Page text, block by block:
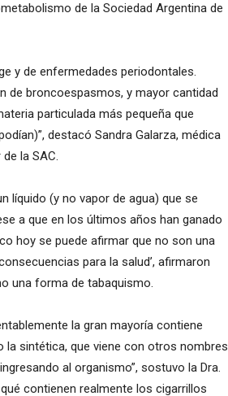
de la Sociedad Argentina de
y de enfermedades periodontales.
de broncoespasmos, y mayor cantidad
particulada más pequeña que
destacó Sandra Galarza, médica
la SAC.
líquido (y no vapor de agua) que se
a que en los últimos años han ganado
hoy se puede afirmar que no son una
para la salud’, afirmaron
una forma de tabaquismo.
la gran mayoría contiene
la sintética, que viene con otros nombres
al organismo”, sostuvo la Dra.
contienen realmente los cigarrillos